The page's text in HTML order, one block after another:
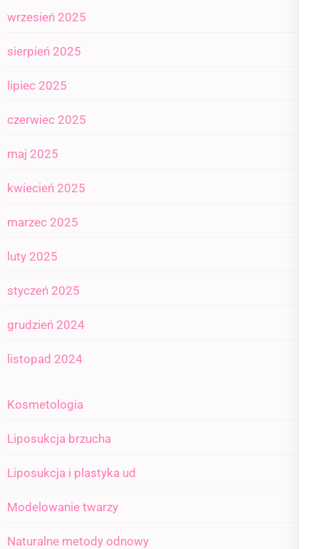
wrzesień 2025
sierpień 2025
lipiec 2025
czerwiec 2025
maj 2025
kwiecień 2025
marzec 2025
luty 2025
styczeń 2025
grudzień 2024
listopad 2024
Kosmetologia
Liposukcja brzucha
Liposukcja i plastyka ud
Modelowanie twarzy
Naturalne metody odnowy